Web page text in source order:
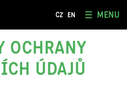
CZ EN MENU
OCHRANY
ÚDAJŮ